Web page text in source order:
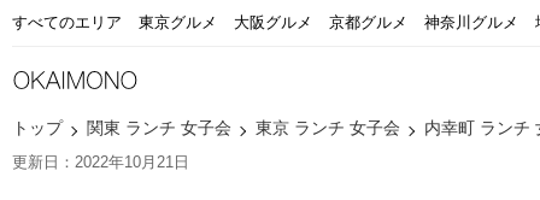
すべてのエリア 東京グルメ 大阪グルメ 京都グルメ 神奈川グルメ
トップ 関東 ランチ 女子会 東京 ランチ 女子会 内幸町 ランチ
更新日：2022年10月21日